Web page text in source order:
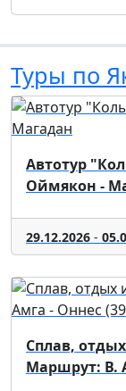
Туры по
Автотур
Оймякон -
29.12.2026 -
Сплав,
Маршрут: В.